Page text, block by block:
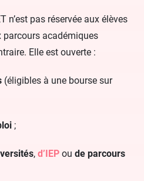
n’est pas réservée aux élèves
parcours académiques
Elle est ouverte :
(éligibles à une bourse sur
;
, d’IEP ou de parcours